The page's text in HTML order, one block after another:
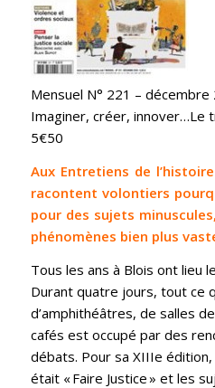
Mensuel N° 221 – décembre
Imaginer, créer, innover…Le
5€50
Aux Entretiens de
racontent volontiers
pour des sujets
phénomènes bien plus
Tous les ans à Blois ont lieu
Durant quatre jours, tout ce
d’amphithéâtres, de salles
cafés est occupé par des
débats. Pour sa XIIIe
était « Faire Justice » et les